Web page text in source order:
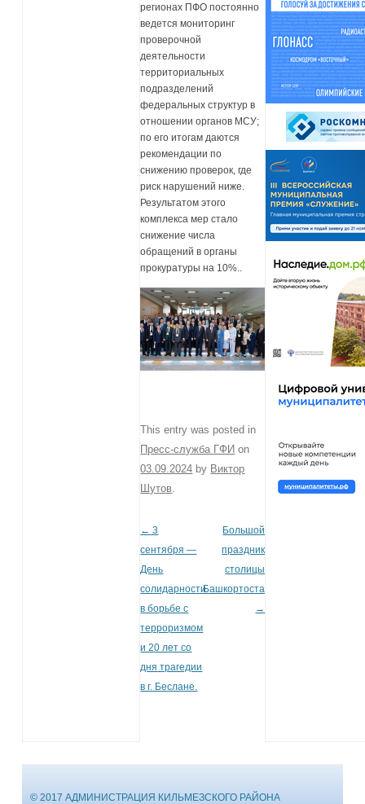
регионах ПФО постоянно
ведется мониторинг
проверочной
деятельности
территориальных
подразделений
федеральных структур в
отношении органов МСУ;
по его итогам даются
рекомендации по
снижению проверок, где
риск нарушений ниже.
Результатом этого
комплекса мер стало
снижение числа
обращений в органы
прокуратуры на 10%..
This entry was posted in
Пресс-служба ГФИ on
03.09.2024 by Виктор
Шутов.
Post navigation
← 3
сентября —
День
солидарности
в борьбе с
терроризмом
и 20 лет со
дня трагедии
в г. Беслане.
Большой
праздник
столицы
Башкортостана
→
© 2017 АДМИНИСТРАЦИЯ КИЛЬМЕЗСКОГО РАЙОНА